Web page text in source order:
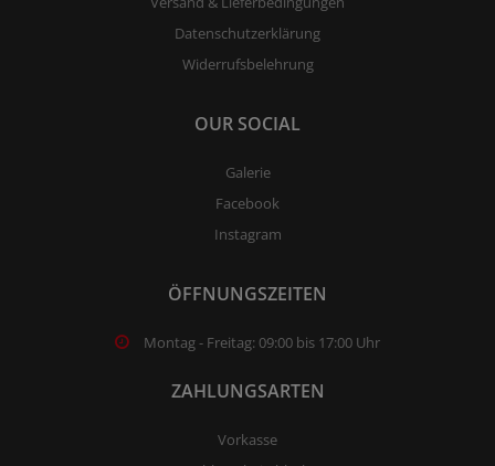
Datenschutzerklärung
Widerrufsbelehrung
OUR SOCIAL
Galerie
Facebook
Instagram
ÖFFNUNGSZEITEN
Montag - Freitag: 09:00 bis 17:00 Uhr
ZAHLUNGSARTEN
Vorkasse